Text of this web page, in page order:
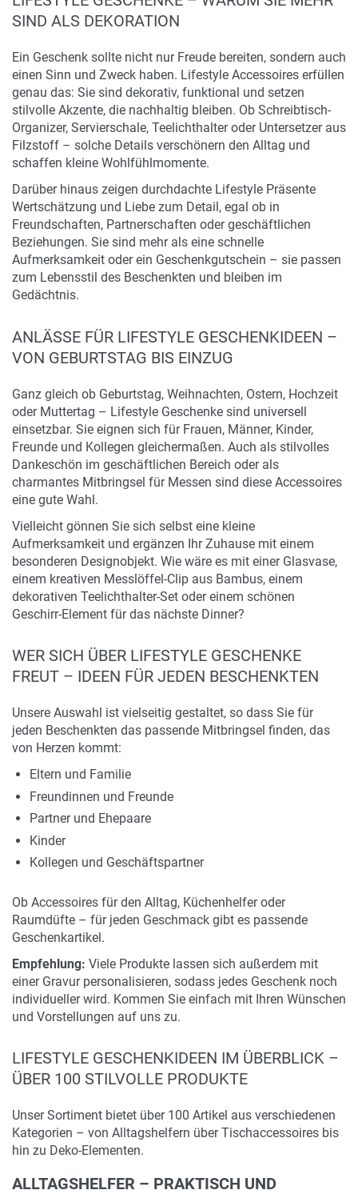
SIND ALS DEKORATION
Ein Geschenk sollte nicht nur Freude bereiten, sondern auch
einen Sinn und Zweck haben. Lifestyle Accessoires erfüllen
genau das: Sie sind dekorativ, funktional und setzen
stilvolle Akzente, die nachhaltig bleiben. Ob Schreibtisch-
Organizer, Servierschale, Teelichthalter oder Untersetzer aus
Filzstoff – solche Details verschönern den Alltag und
schaffen kleine Wohlfühlmomente.
Darüber hinaus zeigen durchdachte Lifestyle Präsente
Wertschätzung und Liebe zum Detail, egal ob in
Freundschaften, Partnerschaften oder geschäftlichen
Beziehungen. Sie sind mehr als eine schnelle
Aufmerksamkeit oder ein Geschenkgutschein – sie passen
zum Lebensstil des Beschenkten und bleiben im
Gedächtnis.
ANLÄSSE FÜR LIFESTYLE GESCHENKIDEEN –
VON GEBURTSTAG BIS EINZUG
Ganz gleich ob Geburtstag, Weihnachten, Ostern, Hochzeit
oder Muttertag – Lifestyle Geschenke sind universell
einsetzbar. Sie eignen sich für Frauen, Männer, Kinder,
Freunde und Kollegen gleichermaßen. Auch als stilvolles
Dankeschön im geschäftlichen Bereich oder als
charmantes Mitbringsel für Messen sind diese Accessoires
eine gute Wahl.
Vielleicht gönnen Sie sich selbst eine kleine
Aufmerksamkeit und ergänzen Ihr Zuhause mit einem
besonderen Designobjekt. Wie wäre es mit einer Glasvase,
einem kreativen Messlöffel-Clip aus Bambus, einem
dekorativen Teelichthalter-Set oder einem schönen
Geschirr-Element für das nächste Dinner?
WER SICH ÜBER LIFESTYLE GESCHENKE
FREUT – IDEEN FÜR JEDEN BESCHENKTEN
Unsere Auswahl ist vielseitig gestaltet, so dass Sie für
jeden Beschenkten das passende Mitbringsel finden, das
von Herzen kommt:
Eltern und Familie
Freundinnen und Freunde
Partner und Ehepaare
Kinder
Kollegen und Geschäftspartner
Ob Accessoires für den Alltag, Küchenhelfer oder
Raumdüfte – für jeden Geschmack gibt es passende
Geschenkartikel.
Empfehlung: Viele Produkte lassen sich außerdem mit
einer Gravur personalisieren, sodass jedes Geschenk noch
individueller wird. Kommen Sie einfach mit Ihren Wünschen
und Vorstellungen auf uns zu.
LIFESTYLE GESCHENKIDEEN IM ÜBERBLICK –
ÜBER 100 STILVOLLE PRODUKTE
Unser Sortiment bietet über 100 Artikel aus verschiedenen
Kategorien – von Alltagshelfern über Tischaccessoires bis
hin zu Deko-Elementen.
ALLTAGSHELFER – PRAKTISCH UND